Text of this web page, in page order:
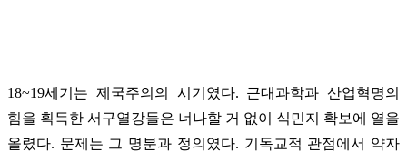
18~19세기는 제국주의의 시기였다. 근대과학과 산업혁명의
힘을 획득한 서구열강들은 너나할 거 없이 식민지 확보에 열을
올렸다. 문제는 그 명분과 정의였다. 기독교적 관점에서 약자